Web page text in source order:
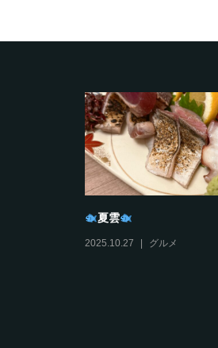
夏雲
2025.10.27 グルメ